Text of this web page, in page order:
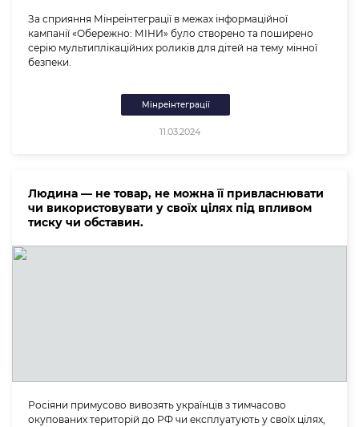
За сприяння Мінреінтеграції в межах інформаційної
кампанії «Обережно: МІНИ» було створено та поширено
серію мультиплікаційних роликів для дітей на тему мінної
безпеки.
Мінреінтеграції
11.03.2024
Людина — не товар, не можна її привласнювати
чи використовувати у своїх цілях під впливом
тиску чи обставин.
Росіяни примусово вивозять українців з тимчасово
окупованих територій до РФ чи експлуатують у своїх цілях,